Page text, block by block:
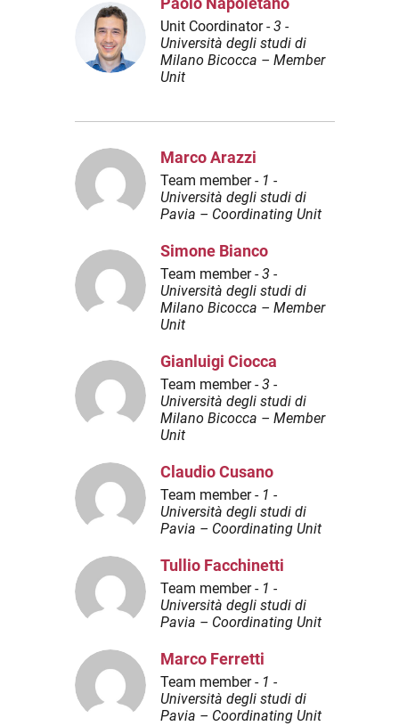
Unit Coordinator -3 -
Università degli studi di
Milano Bicocca – Member
Unit
Marco Arazzi
Team member - 1 -
Università degli studi di
Pavia – Coordinating Unit
Simone Bianco
Team member -3 -
Università degli studi di
Milano Bicocca – Member
Unit
Gianluigi Ciocca
Team member -3 -
Università degli studi di
Milano Bicocca – Member
Unit
Claudio Cusano
Team member - 1 -
Università degli studi di
Pavia – Coordinating Unit
Tullio Facchinetti
Team member - 1 -
Università degli studi di
Pavia – Coordinating Unit
Marco Ferretti
Team member - 1 -
Università degli studi di
Pavia – Coordinating Unit